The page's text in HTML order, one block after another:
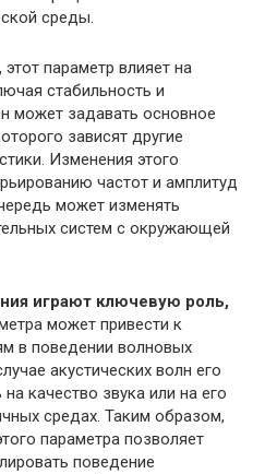
среды.
этот параметр влияет на
стабильность и
может задавать основное
зависят другие
Изменения этого
частот и амплитуд
может изменять
систем с окружающей
играют ключевую роль,
может привести к
в поведении волновых
акустических волн его
качество звука или на его
средах. Таким образом,
параметра позволяет
поведение